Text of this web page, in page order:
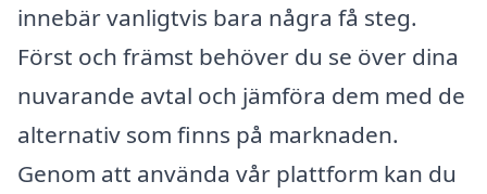
innebär vanligtvis bara några få steg.
Först och främst behöver du se över dina
nuvarande avtal och jämföra dem med de
alternativ som finns på marknaden.
Genom att använda vår plattform kan du